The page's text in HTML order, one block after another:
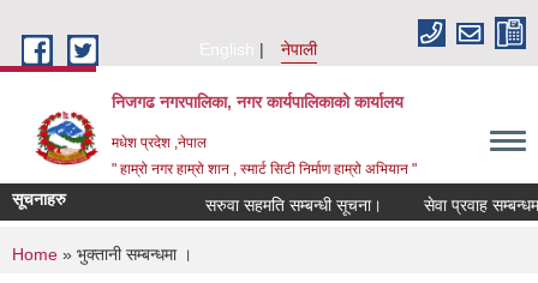
English
नेपाली
निजगढ नगरपालिका, नगर कार्यपालिकाको कार्यालय
मधेश प्रदेश ,नेपाल
" हाम्रो नगर हाम्रो शान , स्मार्ट सिटी निर्माण हाम्रो अभियान "
सूचनाहरु सरुवा सहमति सम्बन्धी सूचना। सेवा प्रवाह सम्बन्धमा।
You are here
Home » भुक्तानी सम्बन्धमा ।